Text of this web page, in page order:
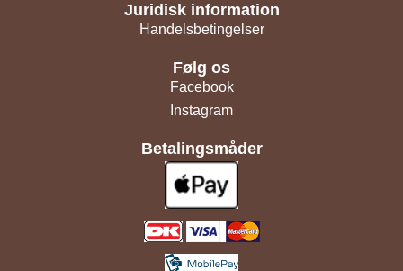
Juridisk information
Handelsbetingelser
Følg os
Facebook
Instagram
Betalingsmåder